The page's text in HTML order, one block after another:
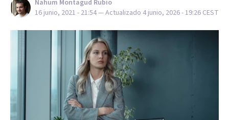
Nahum Montagud Rubio
16 junio, 2021 - 21:54— Actualizado 4 junio, 2026 - 19:26 CEST